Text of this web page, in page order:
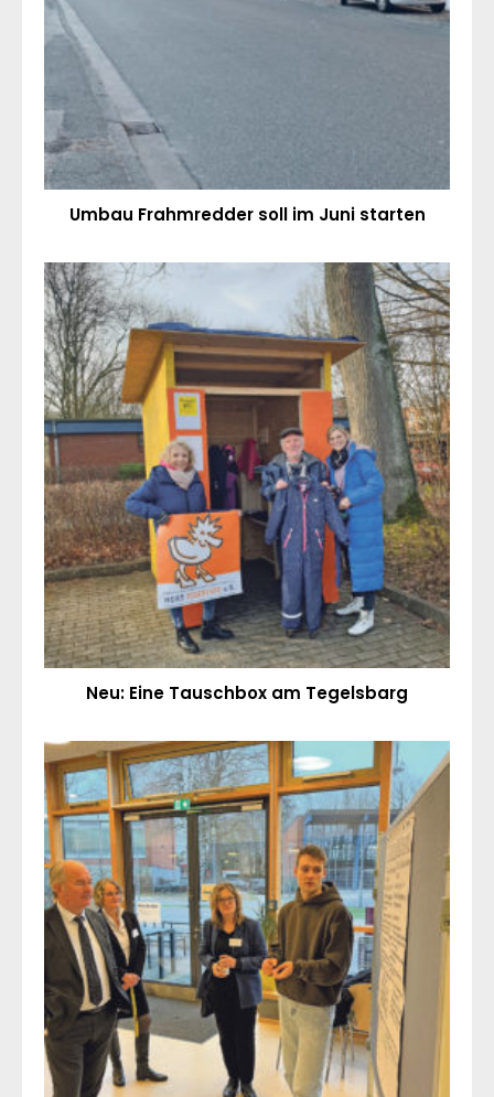
Umbau Frahmredder soll im Juni starten
Neu: Eine Tauschbox am Tegelsbarg